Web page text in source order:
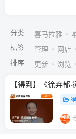
分类 喜马拉雅
标签
管理 网店
排序
更新 浏览
【得到】《徐弃郁